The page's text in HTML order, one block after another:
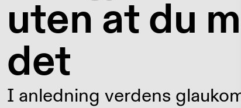
uten at du
det
I anledning verdens